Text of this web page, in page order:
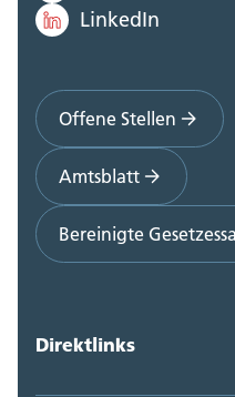
LinkedIn
Offene Stellen
Amtsblatt
Bereinigte
Direktlinks